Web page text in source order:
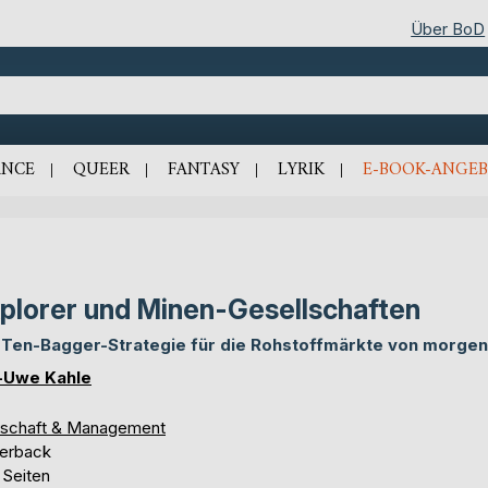
Über BoD
QUEER FANTASY LYRIK E-BOOK-
und Minen-Gesellschaften
Ten-Bagger-Strategie für die Rohstoffmärkte von morgen
Kahle
& Management